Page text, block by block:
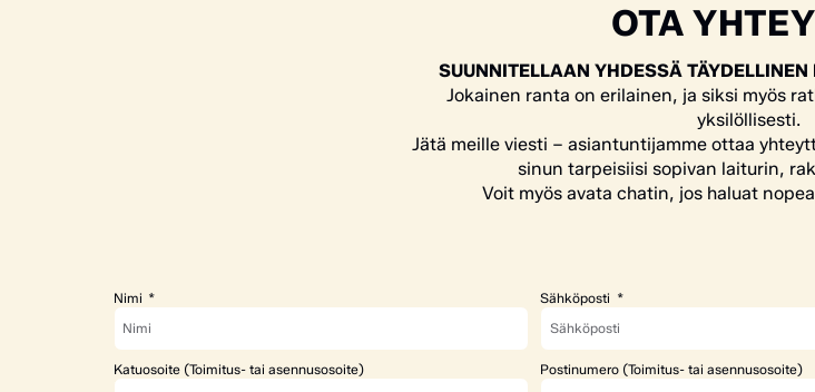
OTA
SUUNNITELLAAN YHDESSÄ
Jokainen ranta on erilainen, ja siksi myös
yksilöllisesti.
Jätä meille viesti – asiantuntijamme ottaa
sinun tarpeisiisi sopivan laiturin,
Voit myös avata chatin, jos haluat
Nimi Sähköposti
Katuosoite (Toimitus- tai asennusosoite) Postinumero (Toimitus- tai asennusosoite)